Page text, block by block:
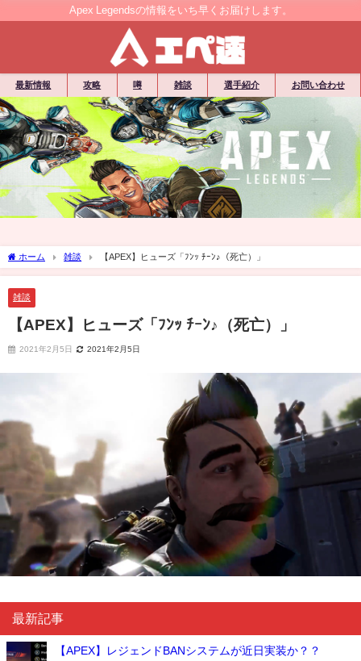
Apex Legendsの情報をいち早くお届けします。
最新情報 攻略 噂 雑談 選手紹介 お問い合わせ
ホーム 雑談 【APEX】ヒューズ「ﾌﾝｯ ﾁｰﾝ♪（死亡）」
雑談
【APEX】ヒューズ「ﾌﾝｯ ﾁｰﾝ♪（死亡）」
2021年2月5日 2021年2月5日
最新記事
【APEX】レジェンドBANシステムが近日実装か？？